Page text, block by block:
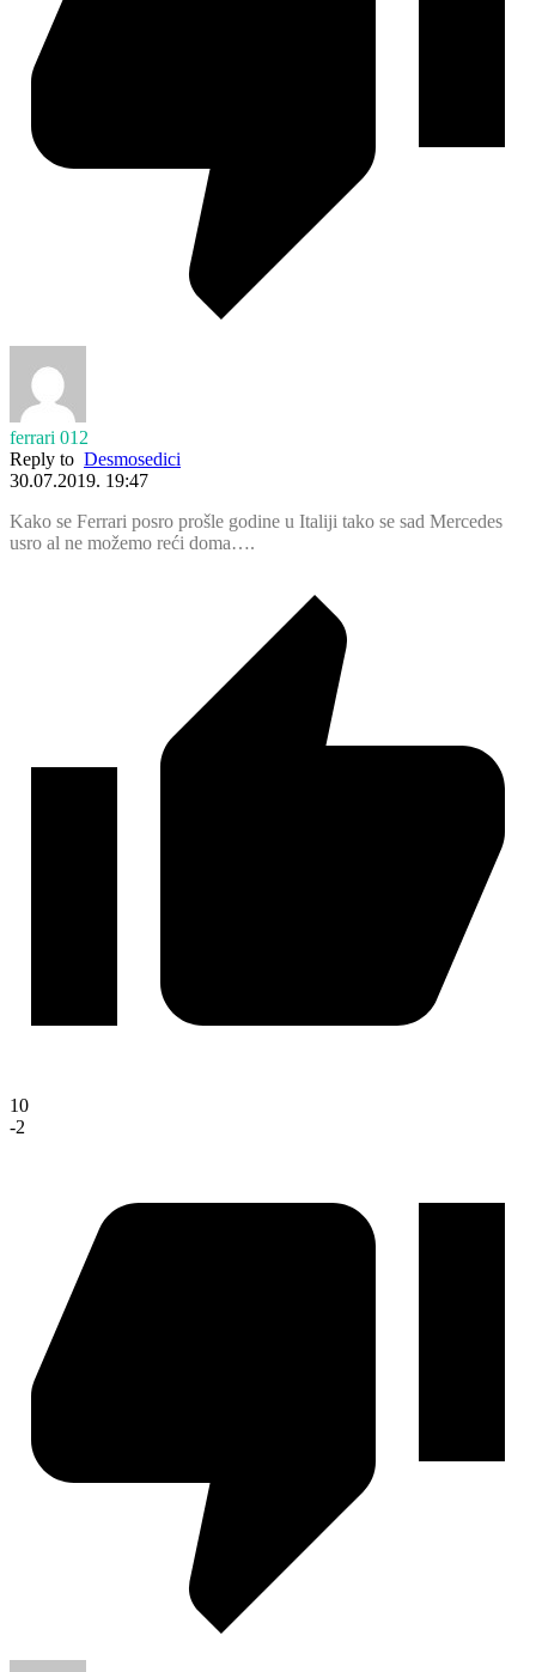
ferrari 012
Reply to Desmosedici
30.07.2019. 19:47
Kako se Ferrari posro prošle godine u Italiji tako se sad Mercedes
usro al ne možemo reći doma….
10
-2